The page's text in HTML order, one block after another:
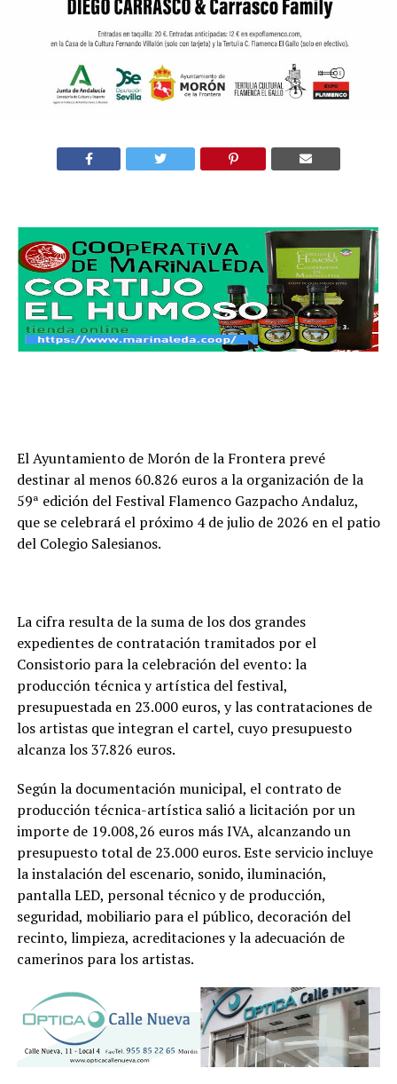
El Ayuntamiento de Morón de la Frontera prevé
destinar al menos 60.826 euros a la organización de la
59ª edición del Festival Flamenco Gazpacho Andaluz,
que se celebrará el próximo 4 de julio de 2026 en el patio
del Colegio Salesianos.
La cifra resulta de la suma de los dos grandes
expedientes de contratación tramitados por el
Consistorio para la celebración del evento: la
producción técnica y artística del festival,
presupuestada en 23.000 euros, y las contrataciones de
los artistas que integran el cartel, cuyo presupuesto
alcanza los 37.826 euros.
Según la documentación municipal, el contrato de
producción técnica-artística salió a licitación por un
importe de 19.008,26 euros más IVA, alcanzando un
presupuesto total de 23.000 euros. Este servicio incluye
la instalación del escenario, sonido, iluminación,
pantalla LED, personal técnico y de producción,
seguridad, mobiliario para el público, decoración del
recinto, limpieza, acreditaciones y la adecuación de
camerinos para los artistas.